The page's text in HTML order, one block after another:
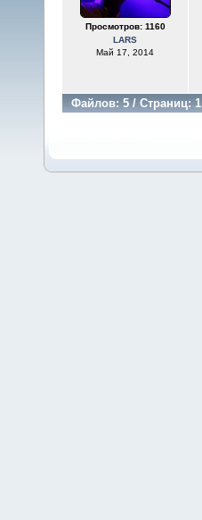
Просмотров: 1160
LARS
Май 17, 2014
Файлов: 5 / Страниц: 1